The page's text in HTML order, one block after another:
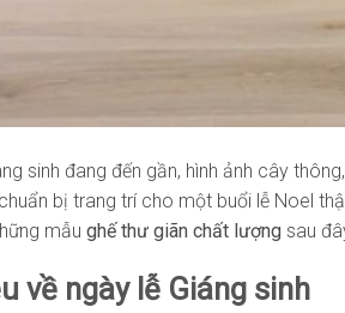
sinh đang đến gần, hình ảnh cây
bị trang trí cho một buổi lễ Noel
mẫu ghế thư giãn chất lượng sau
về ngày lễ Giáng sinh